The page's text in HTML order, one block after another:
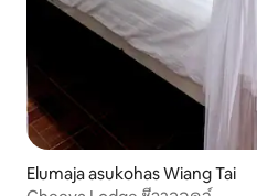
Elumaja asukohas Wiang Tai